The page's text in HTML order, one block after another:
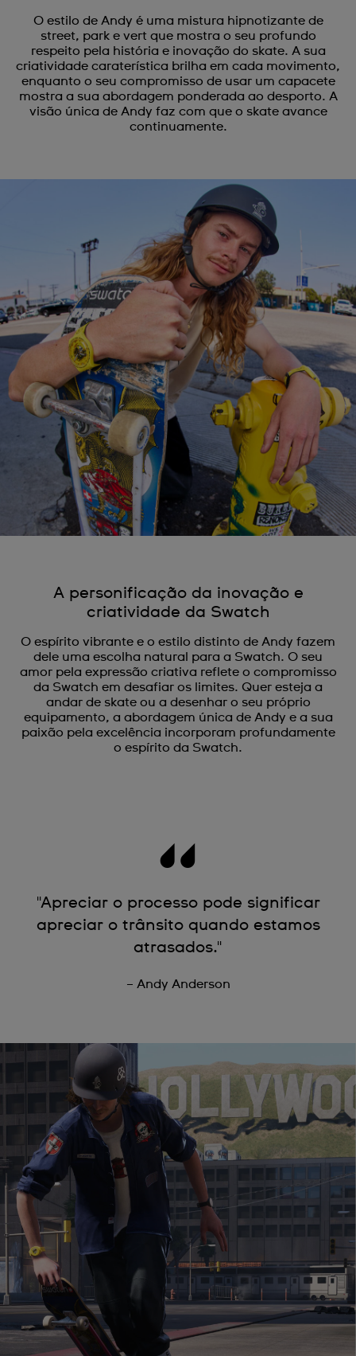
O estilo de Andy é uma mistura hipnotizante de
street, park e vert que mostra o seu profundo
respeito pela história e inovação do skate. A sua
criatividade caraterística brilha em cada movimento,
enquanto o seu compromisso de usar um capacete
mostra a sua abordagem ponderada ao desporto. A
visão única de Andy faz com que o skate avance
continuamente.
A personificação da inovação e
criatividade da Swatch
O espírito vibrante e o estilo distinto de Andy fazem
dele uma escolha natural para a Swatch. O seu
amor pela expressão criativa reflete o compromisso
da Swatch em desafiar os limites. Quer esteja a
andar de skate ou a desenhar o seu próprio
equipamento, a abordagem única de Andy e a sua
paixão pela excelência incorporam profundamente
o espírito da Swatch.
"Apreciar o processo pode significar
apreciar o trânsito quando estamos
atrasados."
– Andy Anderson